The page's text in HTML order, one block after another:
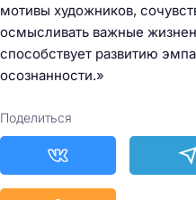
мотивы художников,
осмысливать важные
способствует развитию
осознанности.»
Поделиться